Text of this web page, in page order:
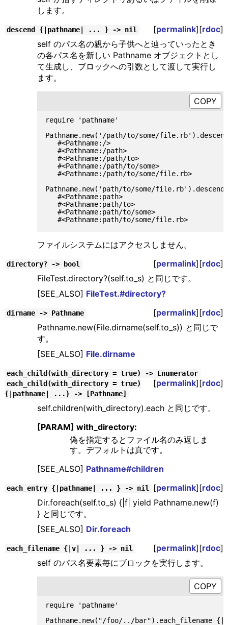
します。
descend {|pathname| ... } -> nil [permalink][rdoc]
self のパス名の親から子供へと辿っていったとき
の各パス名を新しい Pathname オブジェクトとし
て生成し、ブロックへの引数として渡して実行し
ます。
require 'pathname'
Pathname.new('/path/to/some/
   #<Pathname:/>
   #<Pathname:/path>
   #<Pathname:/path/to>
   #<Pathname:/path/to/some>
   #<Pathname:/path/to/some/file.rb>
Pathname.new('path/to/some/
   #<Pathname:path>
   #<Pathname:path/to>
   #<Pathname:path/to/some>
   #<Pathname:path/to/some/file.rb>
ファイルシステムにはアクセスしません。
directory? -> bool [permalink][rdoc]
FileTest.directory?(self.to_s) と同じです。
[SEE_ALSO] FileTest.#directory?
dirname -> Pathname [permalink][rdoc]
Pathname.new(File.dirname(self.to_s)) と同じで
す。
[SEE_ALSO] File.dirname
each_child(with_directory = true) -> Enumerator
[permalink][rdoc]
each_child(with_directory = true)
{|pathname| ...} -> [Pathname]
self.children(with_directory).each と同じです。
[PARAM] with_directory:
偽を指定するとファイル名のみ返しま
す。デフォルトは真です。
[SEE_ALSO] Pathname#children
each_entry {|pathname| ... } -> nil [permalink][rdoc]
Dir.foreach(self.to_s) {|f| yield Pathname.new(f)
} と同じです。
[SEE_ALSO] Dir.foreach
each_filename {|v| ... } -> nil [permalink][rdoc]
self のパス名要素毎にブロックを実行します。
require 'pathname'
Pathname.new("/foo/../bar").each_filename